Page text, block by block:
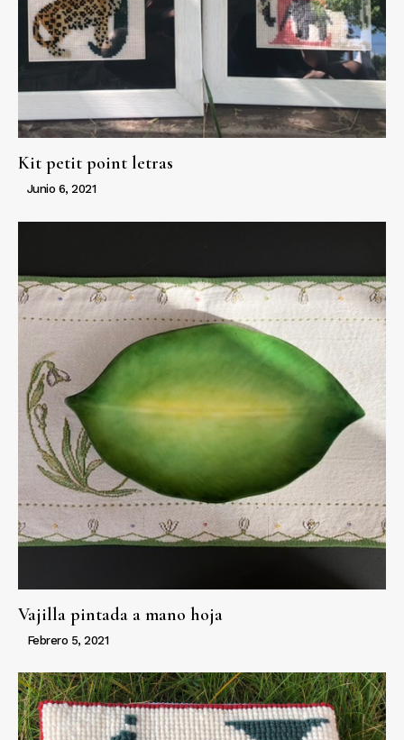
Kit petit point letras
Junio 6, 2021
Vajilla pintada a mano hoja
Febrero 5, 2021